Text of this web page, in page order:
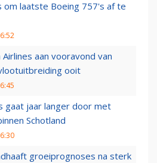
om laatste Boeing 757's af te
Airlines aan vooravond van
ooit
gaat jaar langer door met
Schotland
groeiprognoses na sterk